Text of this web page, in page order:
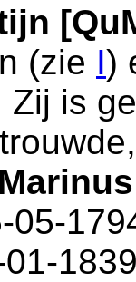
(zie I)
Zij is
05-
01-